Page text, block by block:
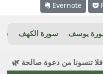
Evernote
يوسف سورة الكهف
تنسونا من دعوة صالحة 🌿